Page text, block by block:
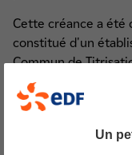
Cette créance a été
constitué d'un
Commun de
cession sans
La créance cédée
dédiés. La cession
Un